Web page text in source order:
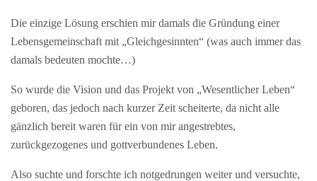
Die einzige Lösung erschien mir damals die Gründung einer
Lebensgemeinschaft mit „Gleichgesinnten“ (was auch immer das
damals bedeuten mochte…)
So wurde die Vision und das Projekt von „Wesentlicher Leben“
geboren, das jedoch nach kurzer Zeit scheiterte, da nicht alle
gänzlich bereit waren für ein von mir angestrebtes,
zurückgezogenes und gottverbundenes Leben.
Also suchte und forschte ich notgedrungen weiter und versuchte,